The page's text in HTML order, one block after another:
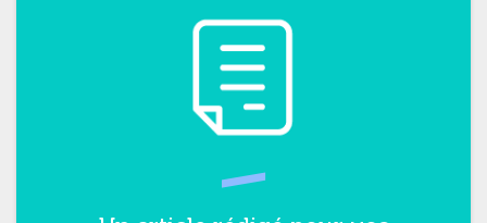
Vous pouvez l’adapter à votre
territoire